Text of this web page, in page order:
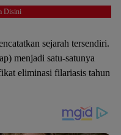
Disini
sejarah tersendiri.
menjadi satu-satunya
eliminasi filariasis tahun